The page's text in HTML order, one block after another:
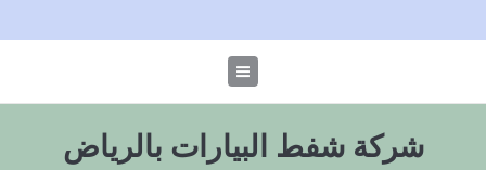
شركة شفط البيارات بالرياض